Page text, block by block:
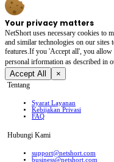
Your privacy matters
NetShort uses necessary cookies to
and similar technologies on our sites
features.If you 'Accept all', you
personal irformation as described in
Accept All ×
Tentang
Syarat Layanan
Kebijakan Privasi
FAQ
Hubungi Kami
support@netshort.com
business@netshort.com